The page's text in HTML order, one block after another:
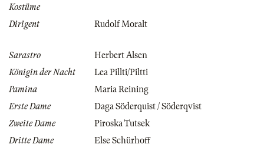
Kostüme
Dirigent Rudolf Moralt
Sarastro
Herbert Alsen
Königin der Nacht
Lea Pillti/Piltti
Pamina
Maria Reining
Erste Dame
Daga Söderquist / Söderqvist
Zweite Dame
Piroska Tutsek
Dritte Dame
Else Schürhoff